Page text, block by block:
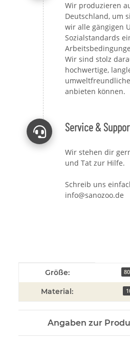
Wir produzieren
Deutschland, um
wir alle gängigen
Sozialstandards
Wir sind stolz
hochwertige,
anbieten können.
Service &
Wir stehen dir
und Tat zur Hilfe.
Schreib uns
info@sanozoo.de
Produkteigenschaft
Größe:
Material:
Angaben zur